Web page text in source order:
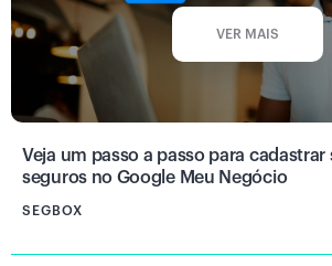
VER MAIS
Veja um passo a passo para
seguros no Google Meu Negócio
SEGBOX